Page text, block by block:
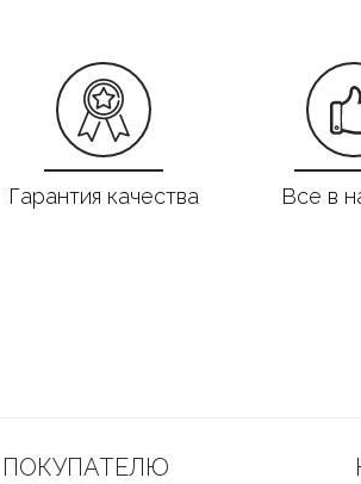
Гарантия качества Все в
ПОКУПАТЕЛЮ